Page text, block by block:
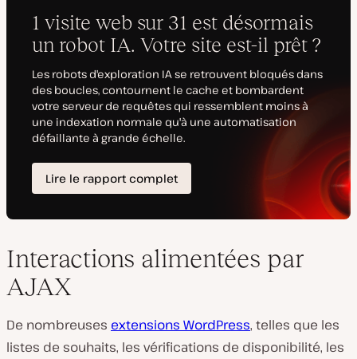
Interactions alimentées par
AJAX
De nombreuses extensions WordPress, telles que les
listes de souhaits, les vérifications de disponibilité, les